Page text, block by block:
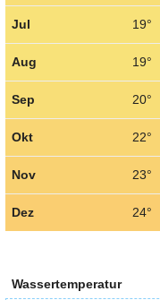
Jul 19°
Aug 19°
Sep 20°
Okt 22°
Nov 23°
Dez 24°
Wassertemperatur